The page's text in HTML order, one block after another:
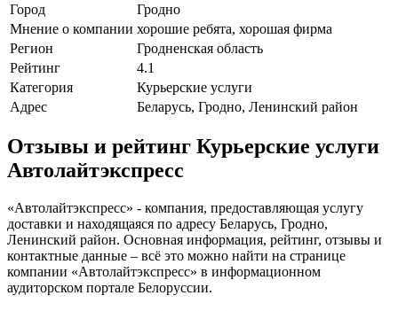
Город
Гродно
Мнение о компании хорошие ребята, хорошая фирма
Регион
Гродненская область
Рейтинг
4.1
Категория
Курьерские услуги
Адрес
Беларусь, Гродно, Ленинский район
Отзывы и рейтинг Курьерские услуги
Автолайтэкспресс
«Автолайтэкспресс» - компания, предоставляющая услугу
доставки и находящаяся по адресу Беларусь, Гродно,
Ленинский район. Основная информация, рейтинг, отзывы и
контактные данные – всё это можно найти на странице
компании «Автолайтэкспресс» в информационном
аудиторском портале Белоруссии.